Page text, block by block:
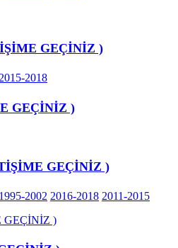
GEÇİNİZ )
2018
GEÇİNİZ )
GEÇİNİZ )
1995-2002 2016-2018 2011-2015
GEÇİNİZ )